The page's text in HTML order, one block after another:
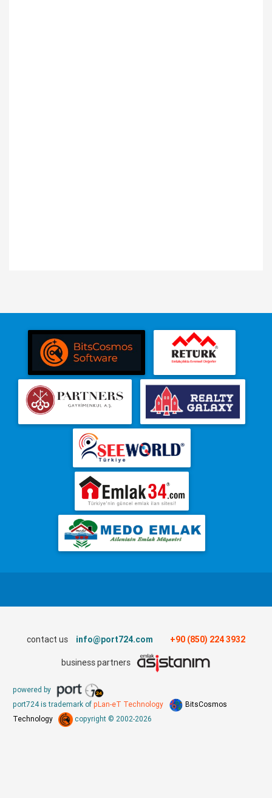
contact us info@port724.com +90 (850) 224 3932
business partners
powered by
port724 is trademark of pLan-eT Technology
BitsCosmos
Technology
copyright © 2002-2026